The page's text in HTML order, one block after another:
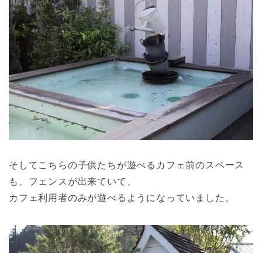
そしてこちらの子供たちが遊べるカフェ前のスペース
も、フェンスが出来ていて、
カフェ利用者のみが遊べるようになっていました。